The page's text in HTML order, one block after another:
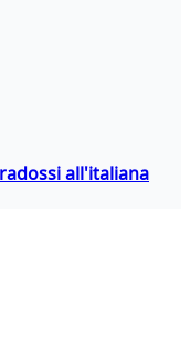
all'italiana